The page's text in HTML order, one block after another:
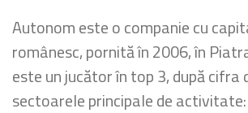
Autonom este o companie cu
românesc, pornită în 2006, în
este un jucător în top 3, după cifra
sectoarele principale de